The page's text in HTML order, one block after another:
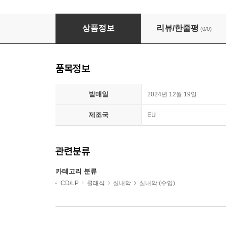
톤 코프만 80세 생일 기념반 (Ton Koopman 80)
상품정보 리뷰/한줄평 (0/0)
품목정보
발매일 2024년 12월 19일
제조국 EU
관련분류
카테고리 분류
CD/LP 클래식 실내악 실내악 (수입)